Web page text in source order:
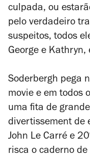
culpada, ou
pelo verdadeiro
suspeitos, todos
George e Kathryn,
Soderbergh pega
movie e em todos
uma fita de
divertissement de
John Le Carré e
risca o caderno